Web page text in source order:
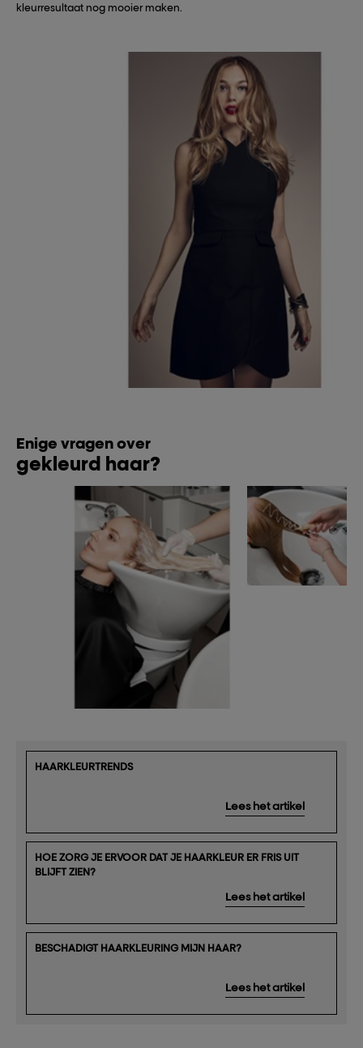
kleurresultaat nog mooier maken.
Enige vragen over
gekleurd haar?
HAARKLEURTRENDS
Lees het artikel
HOE ZORG JE ERVOOR DAT JE HAARKLEUR ER FRIS UIT
BLIJFT ZIEN?
Lees het artikel
BESCHADIGT HAARKLEURING MIJN HAAR?
Lees het artikel